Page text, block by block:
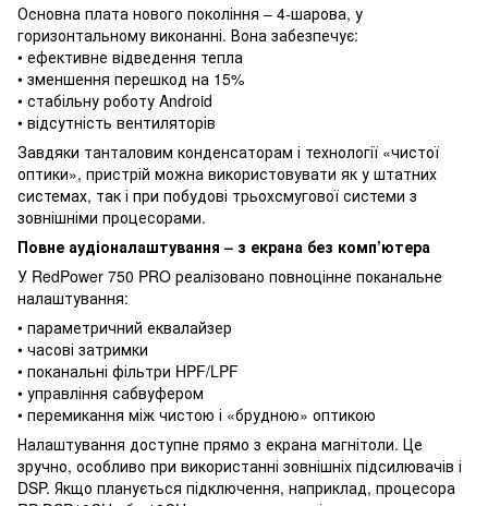
Основна плата нового покоління – 4-шарова, у
горизонтальному виконанні. Вона забезпечує:
• ефективне відведення тепла
• зменшення перешкод на 15%
• стабільну роботу Android
• відсутність вентиляторів
Завдяки танталовим конденсаторам і технології «чистої
оптики», пристрій можна використовувати як у штатних
системах, так і при побудові трьохсмугової системи з
зовнішніми процесорами.
Повне аудіоналаштування – з екрана без комп’ютера
У RedPower 750 PRO реалізовано повноцінне поканальне
налаштування:
• параметричний еквалайзер
• часові затримки
• поканальні фільтри HPF/LPF
• управління сабвуфером
• перемикання між чистою і «брудною» оптикою
Налаштування доступне прямо з екрана магнітоли. Це
зручно, особливо при використанні зовнішніх підсилювачів і
DSP. Якщо планується підключення, наприклад, процесора